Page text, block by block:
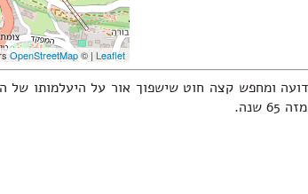
Leaflet
| ©
OpenStreetMap
contributors
ומחפש קצה חוט שישפוך אור על היעלמותו של